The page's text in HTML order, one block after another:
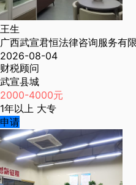
王生
广西武宣君恒法律咨询服务有
2026-08-04
财税顾问
武宣县城
2000-4000元
1年以上 大专
申请